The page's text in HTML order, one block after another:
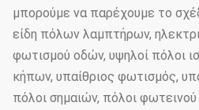
μπορούμε να παρέχουμε το
είδη πόλων λαμπτήρων,
φωτισμού οδών, υψηλοί πόλοι
κήπων, υπαίθριος φωτισμός,
πόλοι σημαιών, πόλοι